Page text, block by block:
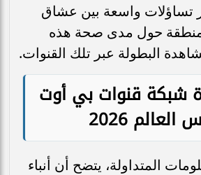
أثار تساؤلات واسعة بين عشاق
حول مدى صحة هذه
مشاهدة البطولة عبر تلك القنوات.
شبكة قنوات بي أوت
2026
المتداولة، يتضح أن أنباء